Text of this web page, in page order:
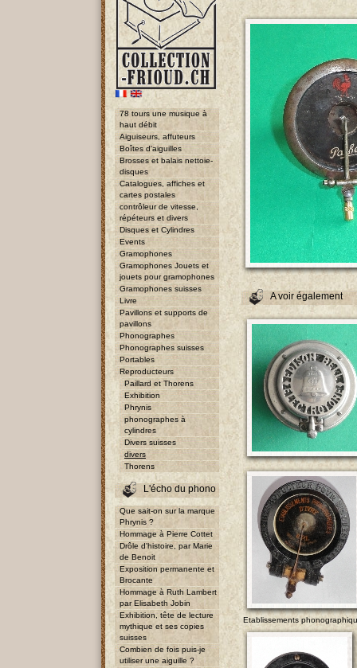
78 tours une musique à
haut débit
Aiguiseurs, affuteurs
Boîtes d'aiguilles
Brosses et balais nettoie-
disques
Catalogues, affiches et
cartes postales
contrôleur de vitesse,
répéteurs et divers
Disques et Cylindres
Events
Gramophones
Gramophones Jouets et
jouets pour gramophones
Gramophones suisses
Livre
Pavillons et supports de
pavillons
Phonographes
Phonographes suisses
Portables
Reproducteurs
Paillard et Thorens
Exhibition
Phrynis
phonographes à
cylindres
Divers suisses
divers
Thorens
L'écho du phono
Que sait-on sur la marque
Phrynis ?
Hommage à Pierre Cottet
Drôle d'histoire, par Marie
de Benoit
Exposition permanente et
Brocante
Hommage à Ruth Lambert
par Elisabeth Jobin
Exhibition, tête de lecture
mythique et ses copies
suisses
Combien de fois puis-je
utiliser une aiguille ?
A voir également
Etablissements